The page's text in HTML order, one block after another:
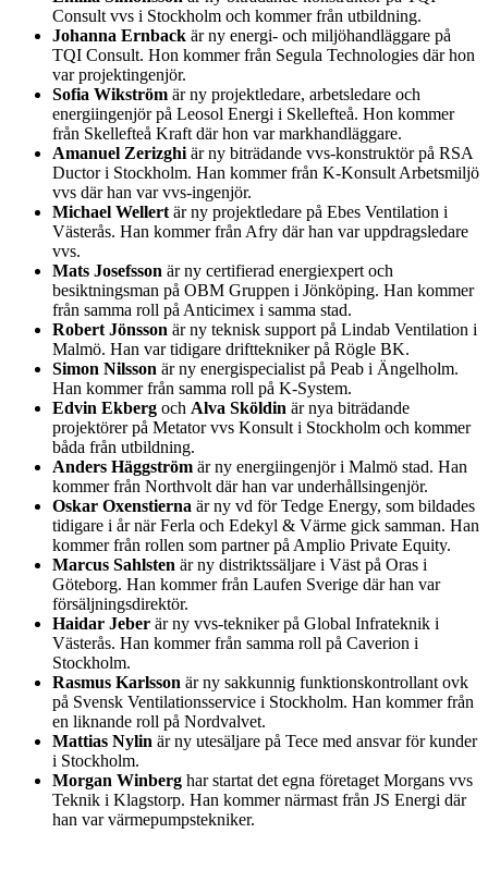
Consult vvs i Stockholm och kommer från utbildning.
Johanna Ernback är ny energi- och miljöhandläggare på
TQI Consult. Hon kommer från Segula Technologies där hon
var projektingenjör.
Sofia Wikström är ny projektledare, arbetsledare och
energiingenjör på Leosol Energi i Skellefteå. Hon kommer
från Skellefteå Kraft där hon var markhandläggare.
Amanuel Zerizghi är ny biträdande vvs-konstruktör på RSA
Ductor i Stockholm. Han kommer från K-Konsult Arbetsmiljö
vvs där han var vvs-ingenjör.
Michael Wellert är ny projektledare på Ebes Ventilation i
Västerås. Han kommer från Afry där han var uppdragsledare
vvs.
Mats Josefsson är ny certifierad energiexpert och
besiktningsman på OBM Gruppen i Jönköping. Han kommer
från samma roll på Anticimex i samma stad.
Robert Jönsson är ny teknisk support på Lindab Ventilation i
Malmö. Han var tidigare drifttekniker på Rögle BK.
Simon Nilsson är ny energispecialist på Peab i Ängelholm.
Han kommer från samma roll på K-System.
Edvin Ekberg och Alva Sköldin är nya biträdande
projektörer på Metator vvs Konsult i Stockholm och kommer
båda från utbildning.
Anders Häggström är ny energiingenjör i Malmö stad. Han
kommer från Northvolt där han var underhållsingenjör.
Oskar Oxenstierna är ny vd för Tedge Energy, som bildades
tidigare i år när Ferla och Edekyl & Värme gick samman. Han
kommer från rollen som partner på Amplio Private Equity.
Marcus Sahlsten är ny distriktssäljare i Väst på Oras i
Göteborg. Han kommer från Laufen Sverige där han var
försäljningsdirektör.
Haidar Jeber är ny vvs-tekniker på Global Infrateknik i
Västerås. Han kommer från samma roll på Caverion i
Stockholm.
Rasmus Karlsson är ny sakkunnig funktionskontrollant ovk
på Svensk Ventilationsservice i Stockholm. Han kommer från
en liknande roll på Nordvalvet.
Mattias Nylin är ny utesäljare på Tece med ansvar för kunder
i Stockholm.
Morgan Winberg har startat det egna företaget Morgans vvs
Teknik i Klagstorp. Han kommer närmast från JS Energi där
han var värmepumpstekniker.